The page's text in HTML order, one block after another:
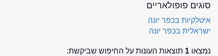
סוגים פופולאריים
איטלקיות בכפר יונה
ישראלית בכפר יונה
נמצאו 1 תוצאות העונות על החיפוש שביקשת: